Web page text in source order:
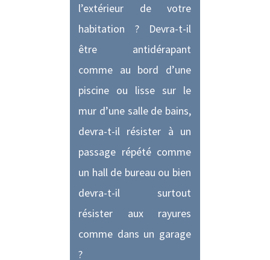
l’extérieur de votre
habitation ? Devra-t-il
être antidérapant
comme au bord d’une
piscine ou lisse sur le
mur d’une salle de bains,
devra-t-il résister à un
passage répété comme
un hall de bureau ou bien
devra-t-il surtout
résister aux rayures
comme dans un garage
?